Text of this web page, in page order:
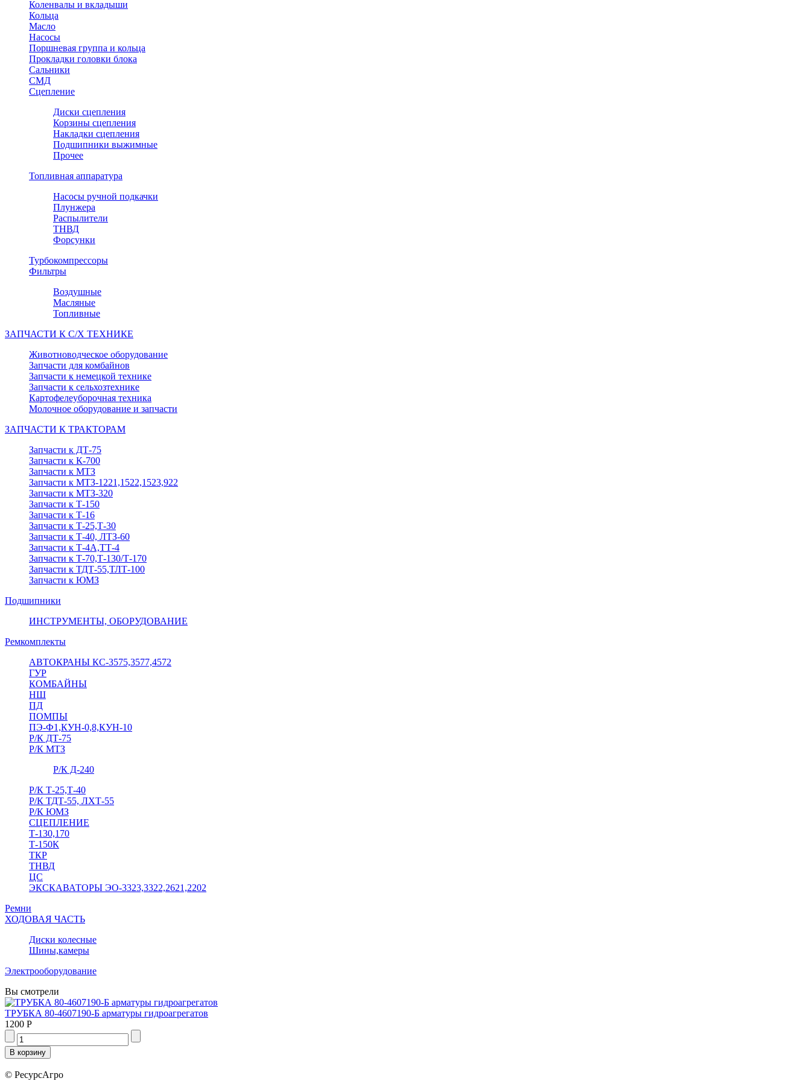
Коленвалы и вкладыши
Кольца
Масло
Насосы
Поршневая группа и кольца
Прокладки головки блока
Сальники
СМД
Сцепление
Диски сцепления
Корзины сцепления
Накладки сцепления
Подшипники выжимные
Прочее
Топливная аппаратура
Насосы ручной подкачки
Плунжера
Распылители
ТНВД
Форсунки
Турбокомпрессоры
Фильтры
Воздушные
Масляные
Топливные
ЗАПЧАСТИ К С/Х ТЕХНИКЕ
Животноводческое оборудование
Запчасти для комбайнов
Запчасти к немецкой технике
Запчасти к сельхозтехнике
Картофелеуборочная техника
Молочное оборудование и запчасти
ЗАПЧАСТИ К ТРАКТОРАМ
Запчасти к ДТ-75
Запчасти к К-700
Запчасти к МТЗ
Запчасти к МТЗ-1221,1522,1523,922
Запчасти к МТЗ-320
Запчасти к Т-150
Запчасти к Т-16
Запчасти к Т-25,Т-30
Запчасти к Т-40, ЛТЗ-60
Запчасти к Т-4А,ТТ-4
Запчасти к Т-70,Т-130/Т-170
Запчасти к ТДТ-55,ТЛТ-100
Запчасти к ЮМЗ
Подшипники
ИНСТРУМЕНТЫ, ОБОРУДОВАНИЕ
Ремкомплекты
АВТОКРАНЫ КС-3575,3577,4572
ГУР
КОМБАЙНЫ
НШ
ПД
ПОМПЫ
ПЭ-Ф1,КУН-0,8,КУН-10
Р/К ДТ-75
Р/К МТЗ
Р/К Д-240
Р/К Т-25,Т-40
Р/К ТДТ-55, ЛХТ-55
Р/К ЮМЗ
СЦЕПЛЕНИЕ
Т-130,170
Т-150К
ТКР
ТНВД
ЦС
ЭКСКАВАТОРЫ ЭО-3323,3322,2621,2202
Ремни
ХОДОВАЯ ЧАСТЬ
Диски колесные
Шины,камеры
Электрооборудование
Вы смотрели
ТРУБКА 80-4607190-Б арматуры гидроагрегатов
1200 Р
© РесурсАгро